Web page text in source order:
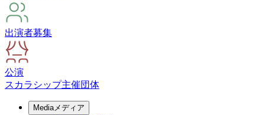
出演者募集
公演
スカラシップ主催団体
Mediaメディア